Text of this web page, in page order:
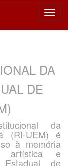
DA
DE
da
(RI-UEM) é
à memória
artística e
Estadual de